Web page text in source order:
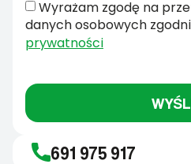
Wyrażam zgodę na
danych osobowych
prywatności
691 975 917